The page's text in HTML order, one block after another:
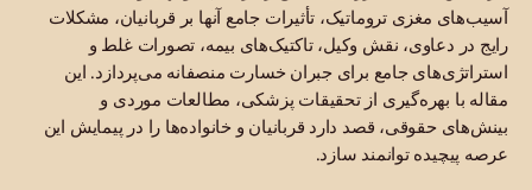
آسیب‌های مغزی تروماتیک، تأثیرات جامع آنها بر قربانیان، مشکلات
رایج در دعاوی، نقش وکیل، تاکتیک‌های بیمه، تصورات غلط و
استراتژی‌های جامع برای جبران خسارت منصفانه می‌پردازد. این
مقاله با بهره‌گیری از تحقیقات پزشکی، مطالعات موردی و
بینش‌های حقوقی، قصد دارد قربانیان و خانواده‌ها را در پیمایش این
عرصه پیچیده توانمند سازد.